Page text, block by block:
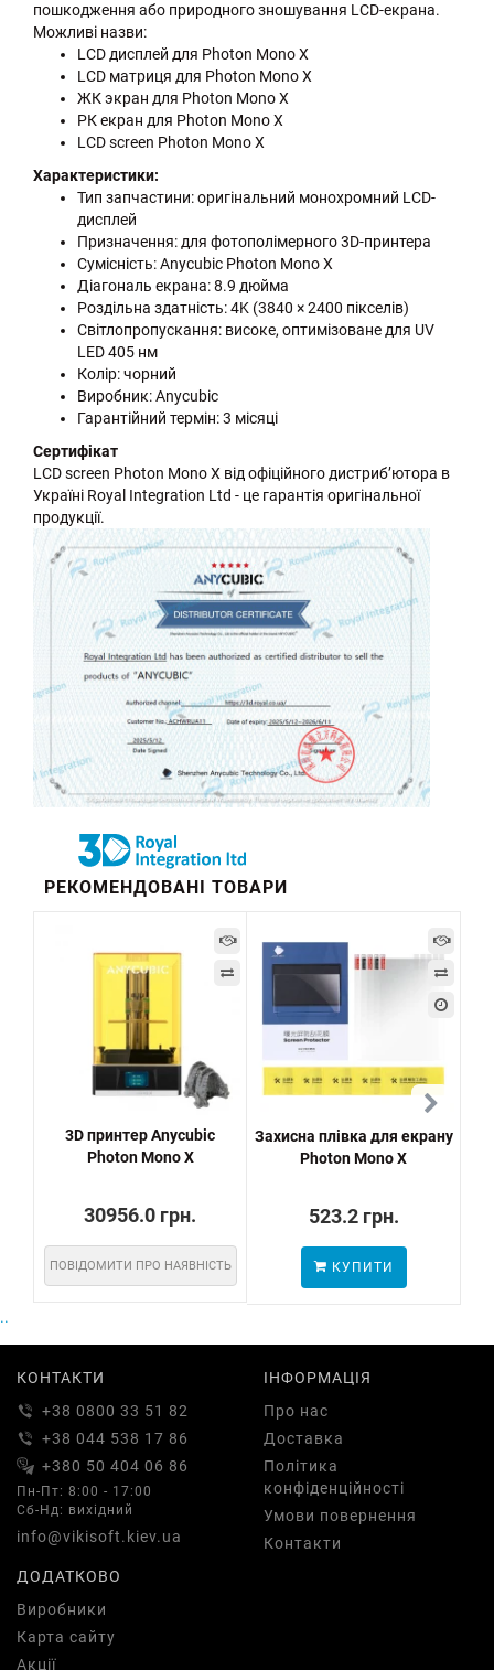
пошкодження або природного зношування LCD-екрана.
Можливі назви:
LCD дисплей для Photon Mono X
LCD матриця для Photon Mono X
ЖК экран для Photon Mono X
РК eкран для Photon Mono X
LCD screen Photon Mono X
Характеристики:
Тип запчастини: оригінальний монохромний LCD-
дисплей
Призначення: для фотополімерного 3D-принтера
Сумісність: Anycubic Photon Mono X
Діагональ екрана: 8.9 дюйма
Роздільна здатність: 4K (3840 × 2400 пікселів)
Світлопропускання: високе, оптимізоване для UV
LED 405 нм
Колір: чорний
Виробник: Anycubic
Гарантійний термін: 3 місяці
Сертифікат
LCD screen Photon Mono X від офіційного дистриб’ютора в
Україні Royal Integration Ltd - це гарантія оригінальної
продукції.
РЕКОМЕНДОВАНІ ТОВАРИ
3D принтер Anycubic
Photon Mono X
30956.0 грн.
ПОВІДОМИТИ ПРО НАЯВНІСТЬ
Захисна плівка для екрану
Photon Mono X
523.2 грн.
КУПИТИ
..
КОНТАКТИ
+38 0800 33 51 82
+38 044 538 17 86
+380 50 404 06 86
Пн-Пт: 8:00 - 17:00
Сб-Нд: вихідний
info@vikisoft.kiev.ua
ІНФОРМАЦІЯ
Про нас
Доставка
Політика
конфіденційності
Умови повернення
Контакти
ДОДАТКОВО
Виробники
Карта сайту
Акції